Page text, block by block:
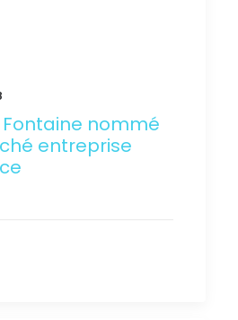
nommé
entreprise